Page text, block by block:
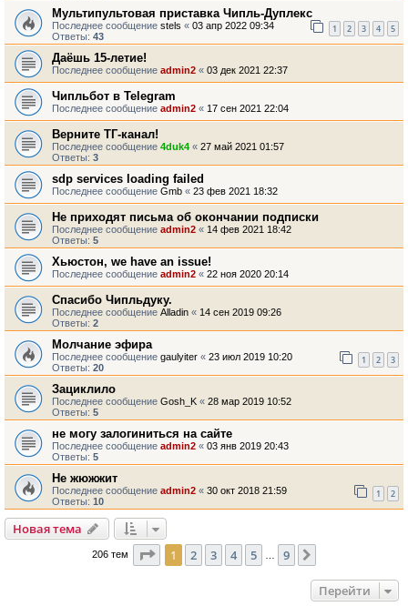
Мультипультовая приставка Чипль-Дуплекс
Последнее сообщение stels « 03 апр 2022 09:34
Ответы: 43
1 2 3 4 5
Даёшь 15-летие!
Последнее сообщение admin2 « 03 дек 2021 22:37
Чипльбот в Telegram
Последнее сообщение admin2 « 17 сен 2021 22:04
Верните ТГ-канал!
Последнее сообщение 4duk4 « 27 май 2021 01:57
Ответы: 3
sdp services loading failed
Последнее сообщение Gmb « 23 фев 2021 18:32
Не приходят письма об окончании подписки
Последнее сообщение admin2 « 14 фев 2021 18:42
Ответы: 5
Хьюстон, we have an issue!
Последнее сообщение admin2 « 22 ноя 2020 20:14
Спасибо Чипльдуку.
Последнее сообщение Alladin « 14 сен 2019 09:26
Ответы: 2
Молчание эфира
Последнее сообщение gaulyiter « 23 июл 2019 10:20
Ответы: 20
1 2 3
Зациклило
Последнее сообщение Gosh_K « 28 мар 2019 10:52
Ответы: 5
не могу залогиниться на сайте
Последнее сообщение admin2 « 03 янв 2019 20:43
Ответы: 5
Не жюжжит
Последнее сообщение admin2 « 30 окт 2018 21:59
Ответы: 10
1 2
Новая тема
206 тем Страница из
1 2 3 4 5 9
Перейти